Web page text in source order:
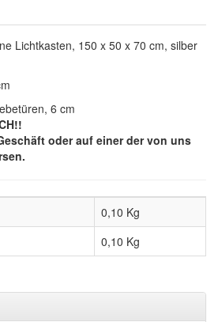
Lichtkasten, 150 x 50 x 70 cm, silber
6 cm
oder auf einer der von uns
0,10 Kg
0,10 Kg